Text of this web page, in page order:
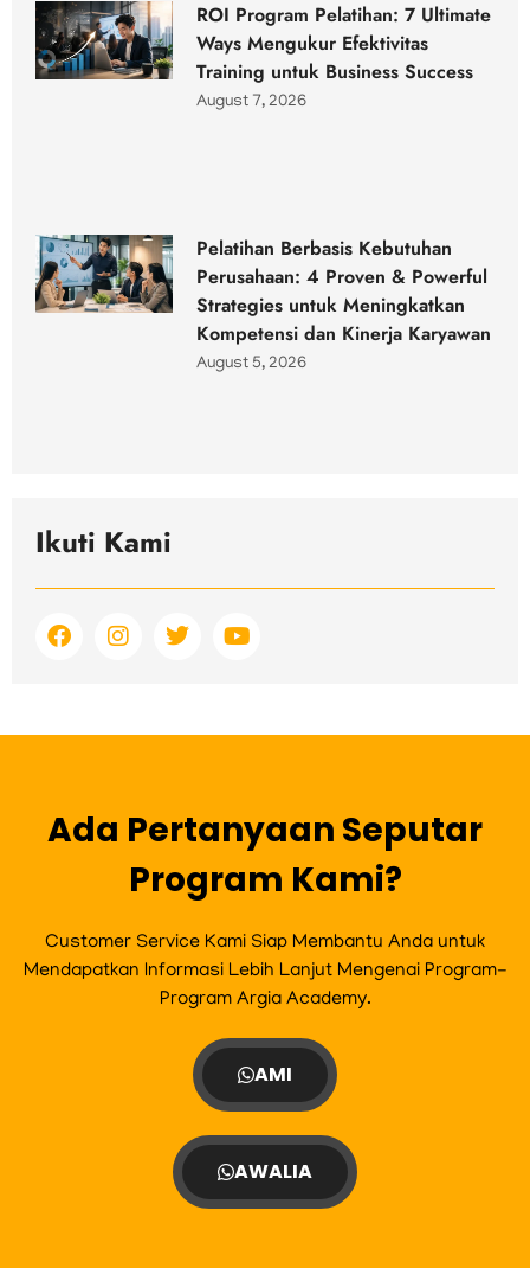
ROI Program Pelatihan: 7 Ultimate
Ways Mengukur Efektivitas
Training untuk Business Success
August 7, 2026
Pelatihan Berbasis Kebutuhan
Perusahaan: 4 Proven & Powerful
Strategies untuk Meningkatkan
Kompetensi dan Kinerja Karyawan
August 5, 2026
Ikuti Kami
F
a
o
I
n
g
m
T
w
e
Y
o
b
Ada Pertanyaan Seputar
Program Kami?
Customer Service Kami Siap Membantu Anda untuk
Mendapatkan Informasi Lebih Lanjut Mengenai Program-
Program Argia Academy.
AMI
AWALIA